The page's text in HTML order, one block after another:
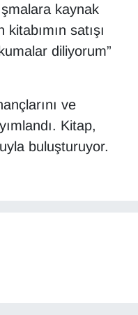
kaynak
satışı
diliyorum”
ve
Kitap,
buluşturuyor.